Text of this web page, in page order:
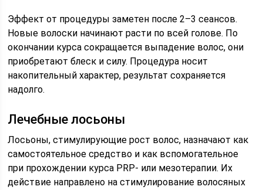
Эффект от процедуры заметен после 2–3 сеансов.
Новые волоски начинают расти по всей голове. По
окончании курса сокращается выпадение волос, они
приобретают блеск и силу. Процедура носит
накопительный характер, результат сохраняется
надолго.
Лечебные лосьоны
Лосьоны, стимулирующие рост волос, назначают как
самостоятельное средство и как вспомогательное
при прохождении курса PRP- или мезотерапии. Их
действие направлено на стимулирование волосяных